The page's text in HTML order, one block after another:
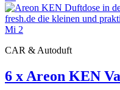
CAR & Autoduft
6 x Areon KEN